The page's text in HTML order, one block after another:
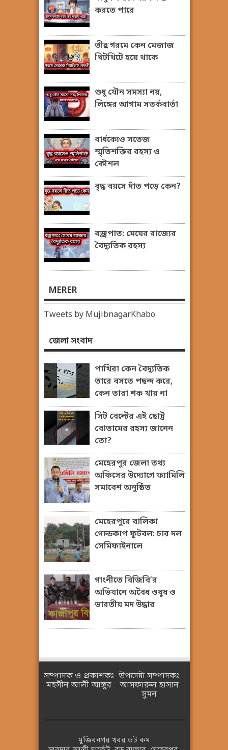
করতে পারে
তীব্র গরমে কেন মেজাজ
খিটখিটে হয়ে থাকে
শুধু যৌন সমস্যা নয়,
লিঙ্গের আগাম সতর্কবার্তা
বার্ধক্যেও সতেজ
স্মৃতিশক্তির রহস্য ও
কৌশল
বৃদ্ধ বয়সে দাঁত পড়ে কেন?
বজ্রপাত: মেঘের রাজ্যের
বৈদ্যুতিক রহস্য
MERER
Tweets by MujibnagarKhabo
জেলা সংবাদ
পাখিরা কেন বৈদ্যুতিক
তারে বসতে পছন্দ করে,
কেন তারা শক খায় না
সিট বেল্টের এই ছোট্ট
বোতামের রহস্য জানেন
তো?
মেহেরপুর জেলা তথ্য
অফিসের উদ্যোগে ফ্যামিলি
সমাবেশ অনুষ্ঠিত
মেহেরপুরে বালিকা
গোল্ডকাপ ফুটবল: চার দল
সেমিফাইনালে
গাংনীতে বিজিবি’র
অভিযানে অবৈধ ওষুধ ও
ভারতীয় মদ উদ্ধার
সম্পাদক ও প্রকাশকঃ
মহসীন আলী আঙ্গুর
উপদেষ্টা সম্পাদকঃ
আসফারুল হাসান
সুমন
মুজিবনগর খবর ডট কম